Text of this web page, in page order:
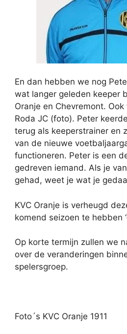
En dan hebben we nog
wat langer geleden keeper
Oranje en Chevremont.
Roda JC (foto). Peter
terug als keeperstrainer en
van de nieuwe
functioneren. Peter is een
gedreven iemand. Als je
gehad, weet je wat je
KVC Oranje is verheugd
komend seizoen te hebben
Op korte termijn zullen we
over de veranderingen
spelersgroep.
Foto´s KVC Oranje 1911